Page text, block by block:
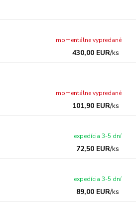
430,00 EUR/ks
momentálne vypredané
101,90 EUR/ks
momentálne vypredané
72,50 EUR/ks
expedícia 3-5 dní
89,00 EUR/ks
expedícia 3-5 dní